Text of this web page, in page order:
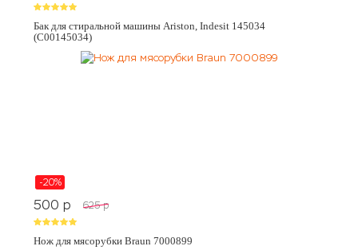
Бак для стиральной машины Ariston, Indesit 145034
(C00145034)
-20%
500 p 625 p
Нож для мясорубки Braun 7000899